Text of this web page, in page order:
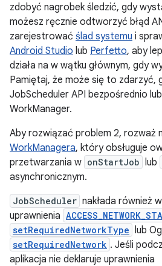
zdobyć nagrobek śledzić, gdy
możesz ręcznie odtworzyć błąd
zarejestrować ślad systemu i
Android Studio lub Perfetto, aby
działa na w wątku głównym, gdy
Pamiętaj, że może się to zdarzyć,
JobScheduler API bezpośrednio
WorkManager.
Aby rozwiązać problem 2, rozważ
WorkManagera, który obsługuje
przetwarzania w onStartJob lub
asynchronicznym.
JobScheduler nakłada również
uprawnienia
setRequiredNetworkType lub
setRequiredNetwork . Jeśli
aplikacja nie deklaruje uprawnienia